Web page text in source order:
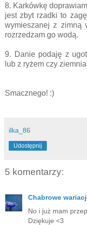
8. Karkówkę
jest zbyt rzadki to
wymieszanej z zimną
rozrzedzam go wodą.
9. Danie podaję z
lub z ryżem czy
Smacznego! :)
ilka_86
Udostępnij
5 komentarzy:
Chabrowe
No i już mam
Dziękuje <3